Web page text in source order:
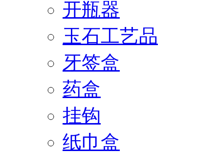
开瓶器
玉石工艺品
牙签盒
药盒
挂钩
纸巾盒